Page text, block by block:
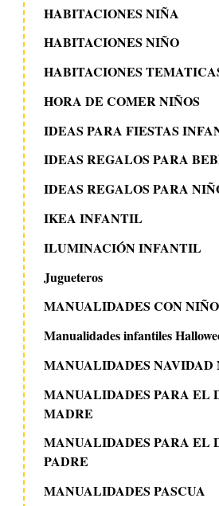
HABITACIONES NIÑA
HABITACIONES NIÑO
HABITACIONES
HORA DE COMER NIÑOS
IDEAS PARA FIESTAS
IDEAS REGALOS PARA
IDEAS REGALOS PARA
IKEA INFANTIL
ILUMINACIÓN INFANTIL
Jugueteros
MANUALIDADES CON
Manualidades infantiles
MANUALIDADES NAVIDAD
MANUALIDADES PARA EL
MADRE
MANUALIDADES PARA EL
PADRE
MANUALIDADES PASCUA